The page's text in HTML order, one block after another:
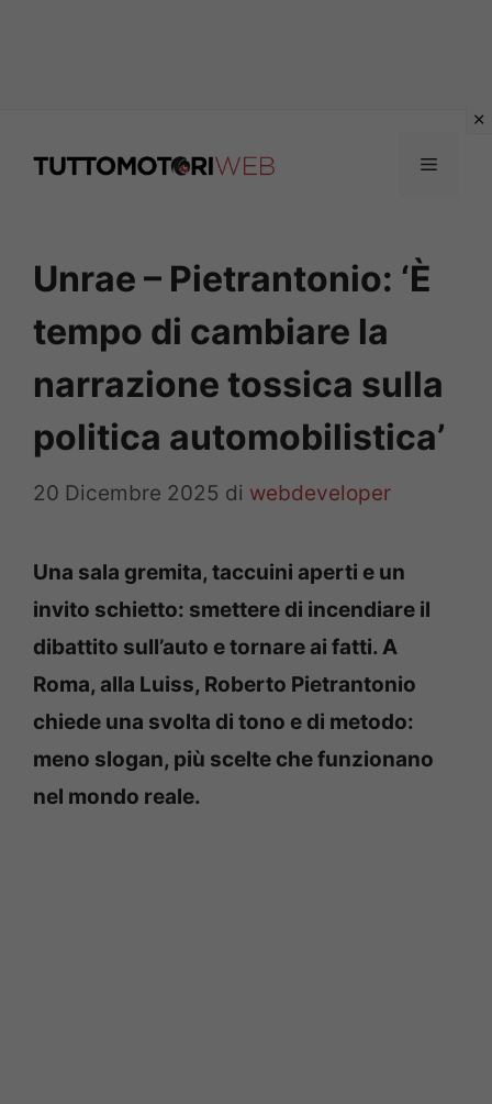
Menu
Unrae – Pietrantonio: ‘È
tempo di cambiare la
narrazione tossica sulla
politica automobilistica’
20 Dicembre 2025 di webdeveloper
Una sala gremita, taccuini aperti e un
invito schietto: smettere di incendiare il
dibattito sull’auto e tornare ai fatti. A
Roma, alla Luiss, Roberto Pietrantonio
chiede una svolta di tono e di metodo:
meno slogan, più scelte che funzionano
nel mondo reale.